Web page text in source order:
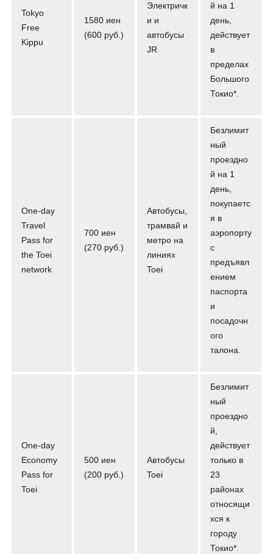
Tokyo
Free
Kippu
1580 иен
(600 руб.)
Электричк
и и
автобусы
JR
й на 1
день,
действует
в
пределах
Большого
Токио*.
One-day
Travel
Pass for
the Toei
network
700 иен
(270 руб.)
Автобусы,
трамвай и
метро на
линиях
Toei
Безлимит
ный
проездно
й на 1
день,
покупаетс
я в
аэропорту
с
предъявл
ением
паспорта
и
посадочн
ого
талона.
One-day
Economy
Pass for
Toei
500 иен
(200 руб.)
Автобусы
Toei
Безлимит
ный
проездно
й,
действует
только в
23
районах
относящи
хся к
городу
Токио*.